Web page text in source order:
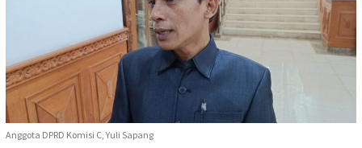
Anggota DPRD Komisi C, Yuli Sapang